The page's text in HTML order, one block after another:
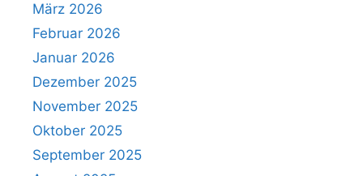
März 2026
Februar 2026
Januar 2026
Dezember 2025
November 2025
Oktober 2025
September 2025